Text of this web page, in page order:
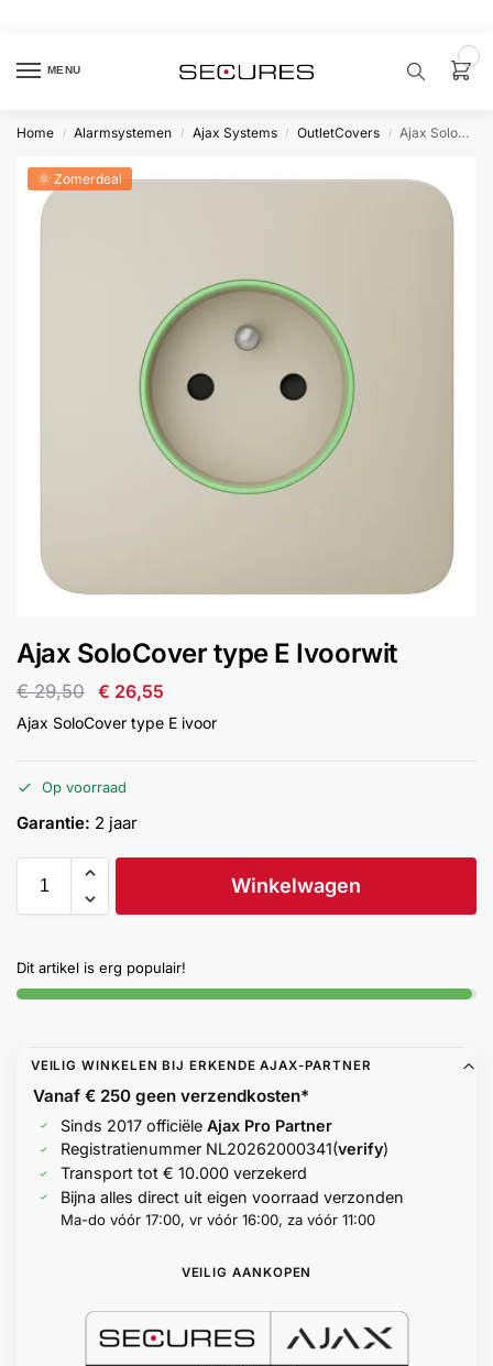
MENU
product…
samenstellen
&
Intercom
Inbraakbeveiliging
Merken
Help &
Home / Alarmsystemen / Ajax Systems / OutletCovers / Ajax SoloCover type E Ivoorwit
🌞 Zomerdeal
Ajax SoloCover type E Ivoorwit
€29,50 € 26,55
Ajax SoloCover type E ivoor
Op voorraad
Garantie: 2 jaar
Winkelwagen
Dit artikel is erg populair!
VEILIG WINKELEN BIJ ERKENDE AJAX-PARTNER
Vanaf € 250 geenverzendkosten*
Sinds 2017 officiële Ajax Pro Partner
Registratienummer NL20262000341(verify)
Transport tot € 10.000 verzekerd
Bijna alles direct uit eigen voorraad verzonden
Ma-do vóór 17:00, vr vóór 16:00, za vóór 11:00
VEILIG AANKOPEN